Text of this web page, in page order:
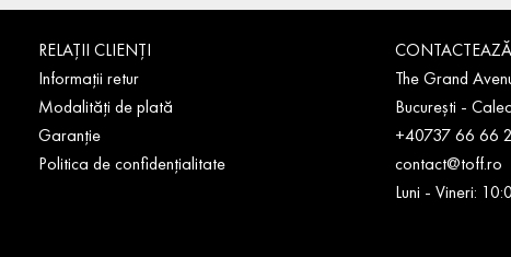
RELAȚII CLIENȚI
Informații retur
Modalități de plată
Garanție
Politica de confidențialitate
The Grand
București -
+40737 66 66
contact@toff.ro
Luni - Vineri: